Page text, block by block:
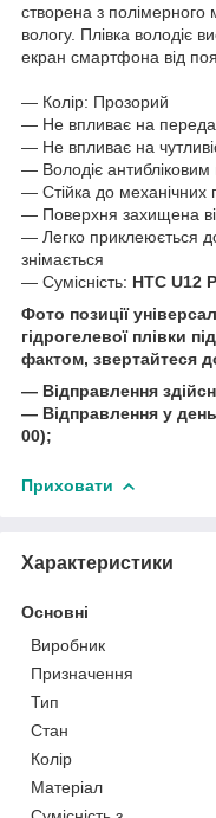
створена з полімерного
вологу. Плівка володіє
екран смартфона від
― Колір: Прозорий
― Не впливає на
― Не впливає на
― Володіє антибліковим
― Стійка до механічних
― Поверхня захищена від
― Легко приклеюється
знімається
― Сумісність: HTC U12
Фото позиції
гідрогелевої плівки
фактом, звертайтеся
― Відправлення
― Відправлення у
00);
Приховати
Характеристики
Основні
Виробник
Призначення
Тип
Стан
Колір
Матеріал